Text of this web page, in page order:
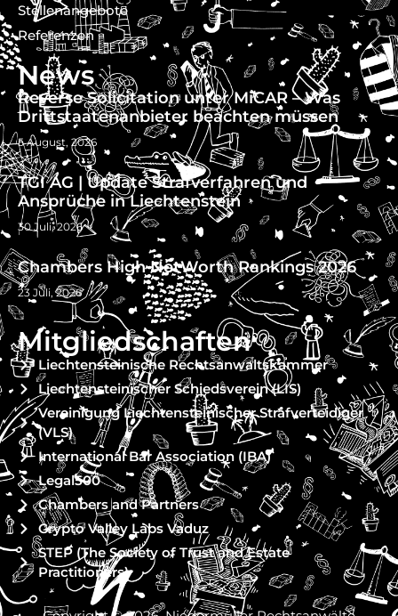
Stellenangebote
Referenzen
News
Reverse Solicitation unter MiCAR – Was
Drittstaatenanbieter beachten müssen
5 August, 2026
TGI AG | Update Strafverfahren und
Ansprüche in Liechtenstein
30 Juli, 2026
Chambers High NetWorth Rankings 2026
23 Juli, 2026
Mitgliedschaften
Liechtensteinische Rechtsanwaltskammer
Liechtensteinischer Schiedsverein (LIS)
Vereinigung Liechtensteinischer Strafverteidiger
(VLS)
International Bar Association (IBA)
Legal500
Chambers and Partners
Crypto Valley Labs Vaduz
STEP (The Society of Trust and Estate
Practitioners)